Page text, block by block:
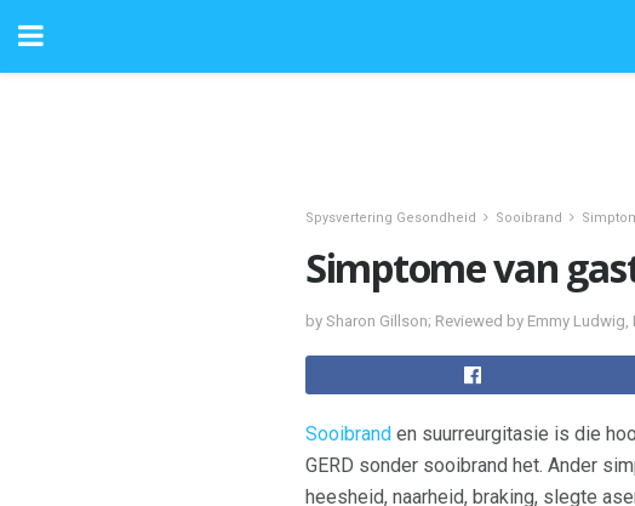
Spysvertering Gesondheid Sooibrand
Simptome van
by Sharon Gillson; Reviewed by Emmy Ludwig,
Sooibrand en suurreurgitasie is die
GERD sonder sooibrand het. Ander
heesheid, naarheid, braking, slegte